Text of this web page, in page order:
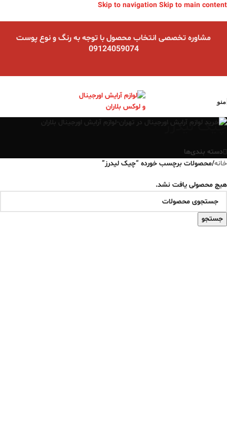
Skip to navigation Skip to main content
مشاوره تخصصی انتخاب محصول با توجه به رنگ و نوع پوست
09124059074
منو
چیک لیدرز
دسته بندی‌ها
خانه/محصولات برچسب خورده “چیک لیدرز”
هیچ محصولی یافت نشد.
جستجو